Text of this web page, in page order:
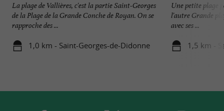
La plage de Vallières, c'est la partie Saint-Georges
de la Plage de la Grande Conche de Royan. On se
rapproche des ...
1,0 km - Saint-Georges-de-Didonne
Une petite plage
l'autre Grande
avec ses ...
1,5 km -